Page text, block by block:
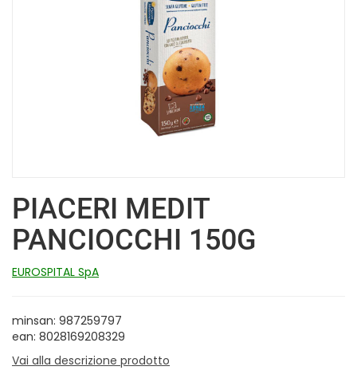
PIACERI MEDIT
PANCIOCCHI 150G
EUROSPITAL SpA
minsan: 987259797
ean: 8028169208329
Vai alla descrizione prodotto